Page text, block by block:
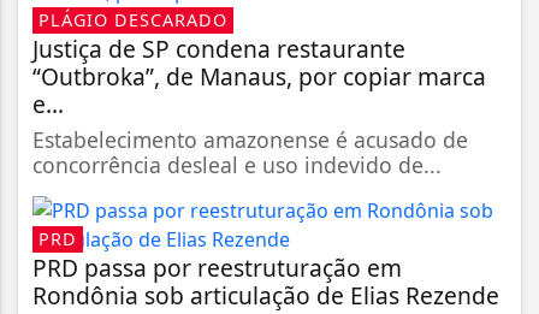
PLÁGIO DESCARADO
Justiça de SP condena restaurante
“Outbroka”, de Manaus, por copiar marca
e...
Estabelecimento amazonense é acusado de
concorrência desleal e uso indevido de...
PRD
PRD passa por reestruturação em
Rondônia sob articulação de Elias Rezende